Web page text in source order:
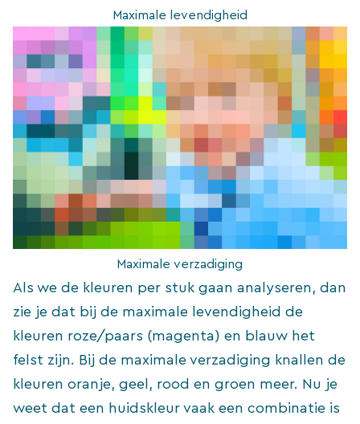
Maximale levendigheid
Maximale verzadiging
Als we de kleuren per stuk gaan analyseren, dan
zie je dat bij de maximale levendigheid de
kleuren roze/paars (magenta) en blauw het
felst zijn. Bij de maximale verzadiging knallen de
kleuren oranje, geel, rood en groen meer. Nu je
weet dat een huidskleur vaak een combinatie is